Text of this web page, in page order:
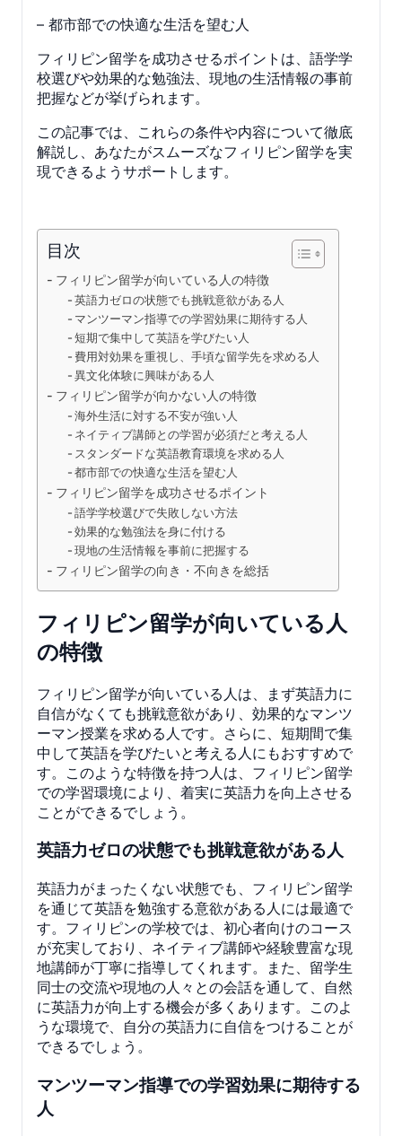
– 都市部での快適な生活を望む人
フィリピン留学を成功させるポイントは、語学学
校選びや効果的な勉強法、現地の生活情報の事前
把握などが挙げられます。
この記事では、これらの条件や内容について徹底
解説し、あなたがスムーズなフィリピン留学を実
現できるようサポートします。
目次
フィリピン留学が向いている人の特徴
英語力ゼロの状態でも挑戦意欲がある人
マンツーマン指導での学習効果に期待する人
短期で集中して英語を学びたい人
費用対効果を重視し、手頃な留学先を求める人
異文化体験に興味がある人
フィリピン留学が向かない人の特徴
海外生活に対する不安が強い人
ネイティブ講師との学習が必須だと考える人
スタンダードな英語教育環境を求める人
都市部での快適な生活を望む人
フィリピン留学を成功させるポイント
語学学校選びで失敗しない方法
効果的な勉強法を身に付ける
現地の生活情報を事前に把握する
フィリピン留学の向き・不向きを総括
フィリピン留学が向いている人
の特徴
フィリピン留学が向いている人は、まず英語力に
自信がなくても挑戦意欲があり、効果的なマンツ
ーマン授業を求める人です。さらに、短期間で集
中して英語を学びたいと考える人にもおすすめで
す。このような特徴を持つ人は、フィリピン留学
での学習環境により、着実に英語力を向上させる
ことができるでしょう。
英語力ゼロの状態でも挑戦意欲がある人
英語力がまったくない状態でも、フィリピン留学
を通じて英語を勉強する意欲がある人には最適で
す。フィリピンの学校では、初心者向けのコース
が充実しており、ネイティブ講師や経験豊富な現
地講師が丁寧に指導してくれます。また、留学生
同士の交流や現地の人々との会話を通して、自然
に英語力が向上する機会が多くあります。このよ
うな環境で、自分の英語力に自信をつけることが
できるでしょう。
マンツーマン指導での学習効果に期待する
人